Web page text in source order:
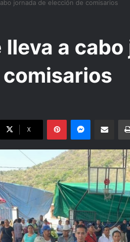
jornada de elección de comisarios
lleva a
X
PinterestMessenger
Compartir por email